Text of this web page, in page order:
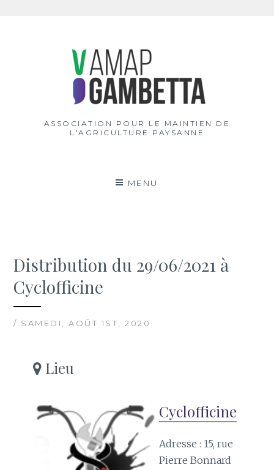
ASSOCIATION POUR LE MAINTIEN DE
L'AGRICULTURE PAYSANNE
MENU
Distribution du 29/06/2021 à
Cyclofficine
/ SAMEDI, AOÛT 1ST, 2020
Lieu
Cyclofficine
Adresse : 15, rue
Pierre Bonnard